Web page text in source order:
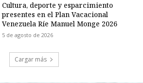
Cultura, deporte y esparcimiento
presentes en el Plan Vacacional
Venezuela Ríe Manuel Monge 2026
5 de agosto de 2026
Cargar más